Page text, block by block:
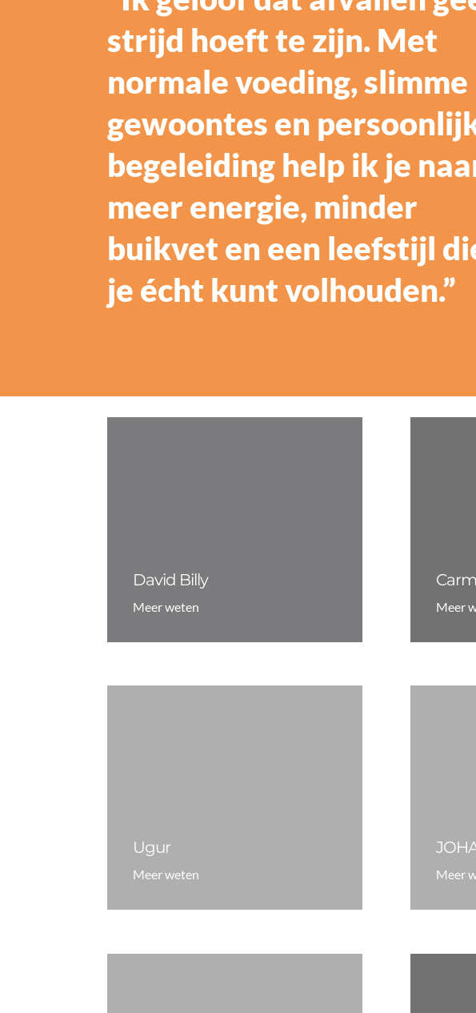
strijd hoeft te zijn. Met
normale voeding, slimme
gewoontes en
begeleiding help ik je
meer energie, minder
buikvet en een leefstijl
je écht kunt volhouden.”
David Billy
Meer weten Meer
Ugur
Meer weten Meer